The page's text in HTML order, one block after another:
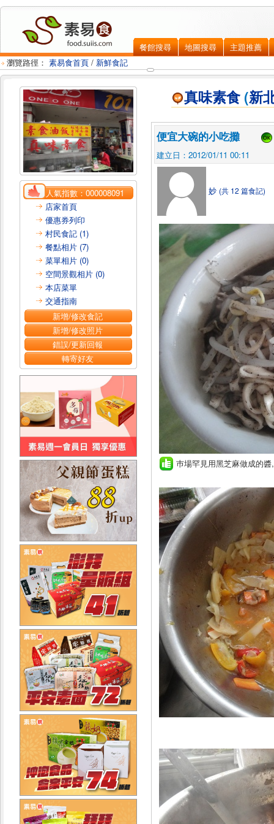
餐館搜尋 地圖搜尋
主題推薦
瀏覽路徑： 素易食首頁 / 新鮮食記
人氣指數：000008091
店家首頁
優惠券列印
村民食記 (1)
餐點相片 (7)
菜單相片 (0)
空間景觀相片 (0)
本店菜單
交通指南
新增/修改食記
新增/修改照片
錯誤/更新回報
轉寄好友
真味素食 (新
便宜大碗的小吃攤
建立日：2012/01/11 00:11
妙 (共 12 篇食記)
巿場罕見用黑芝麻做成的